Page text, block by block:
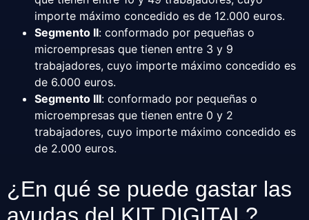
importe máximo concedido es de 12.000 euros.
Segmento II: conformado por pequeñas o
microempresas que tienen entre 3 y 9
trabajadores, cuyo importe máximo concedido es
de 6.000 euros.
Segmento III: conformado por pequeñas o
microempresas que tienen entre 0 y 2
trabajadores, cuyo importe máximo concedido es
de 2.000 euros.
¿En qué se puede gastar las